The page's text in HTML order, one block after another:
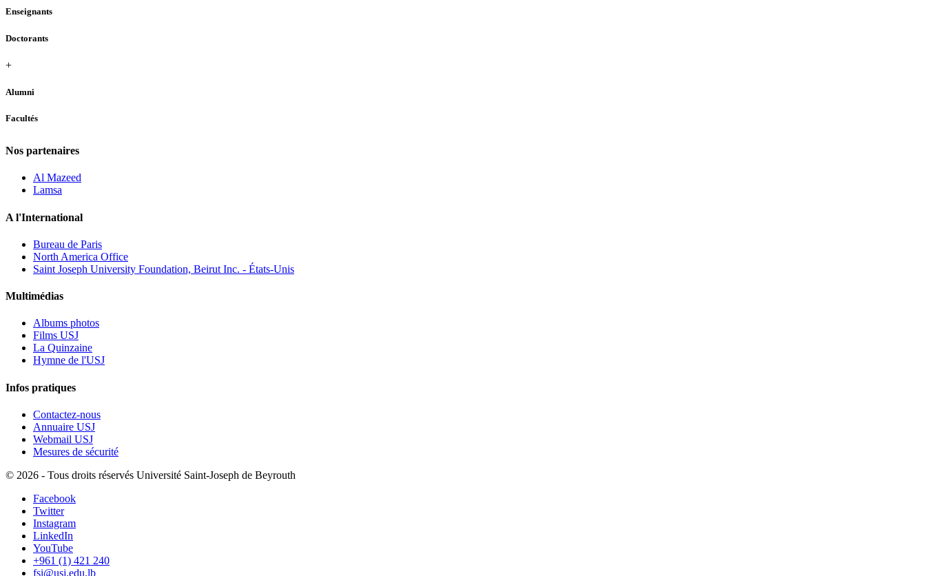
Enseignants
Doctorants
+
Alumni
Facultés
Nos partenaires
Al Mazeed
Lamsa
A l'International
Bureau de Paris
North America Office
Saint Joseph University Foundation, Beirut Inc. - États-Unis
Multimédias
Albums photos
Films USJ
La Quinzaine
Hymne de l'USJ
Infos pratiques
Contactez-nous
Annuaire USJ
Webmail USJ
Mesures de sécurité
© 2026 - Tous droits réservés Université Saint-Joseph de Beyrouth
Facebook
Twitter
Instagram
LinkedIn
YouTube
+961 (1) 421 240
fsi@usj.edu.lb